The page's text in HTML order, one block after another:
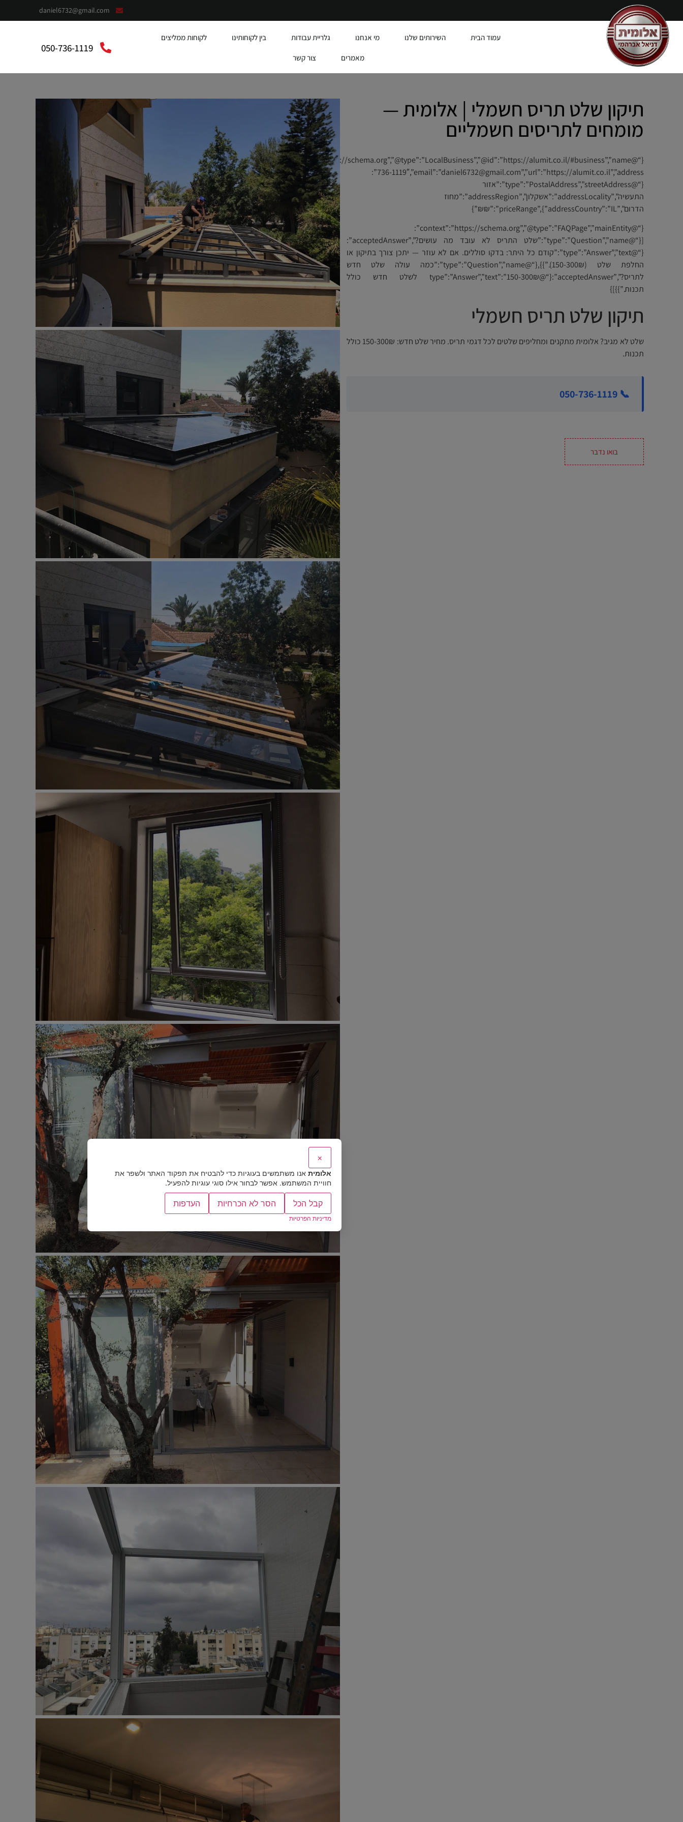
daniel6732@gmail.com
עמוד הבית השירותים שלנו מי אנחנו גלריית עבודות בין לקוחותינו לקוחות ממליצים
מאמרים צור קשר
050-736-1119
תיקון שלט תריס חשמלי | אלומית —
מומחים לתריסים חשמליים
{“@context”:”https://schema.org”,”@type”:”LocalBusiness”,”@id”:”https://alumit.co.il/#business”,”name”:”אלומית”,”telephone”:”050-
736-1119″,”email”:”daniel6732@gmail.com”,”url”:”https://alumit.co.il”,”address”:
{“@type”:”PostalAddress”,”streetAddress”:”אזור
התעשיה”,”addressLocality”:”אשקלון”,”addressRegion”:”מחוז
הדרום”,”addressCountry”:”IL”},”priceRange”:”₪₪”}
{“@context”:”https://schema.org”,”@type”:”FAQPage”,”mainEntity”:
[{“@type”:”Question”,”name”:”שלט התריס לא עובד מה עושים?”,”acceptedAnswer”:
{“@type”:”Answer”,”text”:”קודם כל היתר: בדקו סוללים. אם לא עוזר — יתכן צורך בתיקון או
החלפת שלט (150-300₪).”}},{“@type”:”Question”,”name”:”כמה עולה שלט חדש
לתריס?”,”acceptedAnswer”:{“@type”:”Answer”,”text”:”150-300₪ לשלט חדש כולל
תכנות.”}}]}
תיקון שלט תריס חשמלי
שלט לא מגיב? אלומית מתקנים ומחליפים שלטים לכל דגמי תריס. מחיר שלט חדש: 150-300₪ כולל
תכנות.
📞 050-736-1119
בואו נדבר
×
אלומית אנו משתמשים בעוגיות כדי להבטיח את תפקוד האתר ולשפר את
חוויית המשתמש. אפשר לבחור אילו סוגי עוגיות להפעיל.
קבל הכל הסר לא הכרחיות העדפות
מדיניות הפרטיות